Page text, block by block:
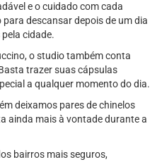
e o cuidado com cada
descansar depois de um dia
cidade.
o studio também conta
trazer suas cápsulas
a qualquer momento do dia.
deixamos pares de chinelos
ainda mais à vontade durante a
bairros mais seguros,